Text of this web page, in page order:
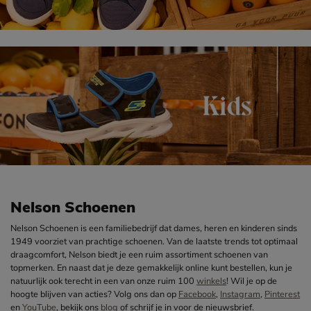
Nelson Schoenen
Nelson Schoenen is een familiebedrijf dat dames, heren en kinderen sinds
1949 voorziet van prachtige schoenen. Van de laatste trends tot optimaal
draagcomfort, Nelson biedt je een ruim assortiment schoenen van
topmerken. En naast dat je deze gemakkelijk online kunt bestellen, kun je
natuurlijk ook terecht in een van onze ruim 100 winkels! Wil je op de
hoogte blijven van acties? Volg ons dan op Facebook, Instagram, Pinterest
enYouTube, bekijk ons blog of schrijf je in voor de nieuwsbrief.